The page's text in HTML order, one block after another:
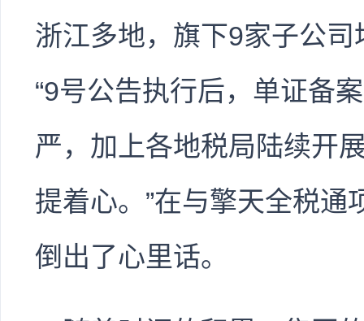
浙江多地，旗下9家子公
“9号公告执行后，单证备
严，加上各地税局陆续开
提着心。”在与擎天全税通
倒出了心里话。